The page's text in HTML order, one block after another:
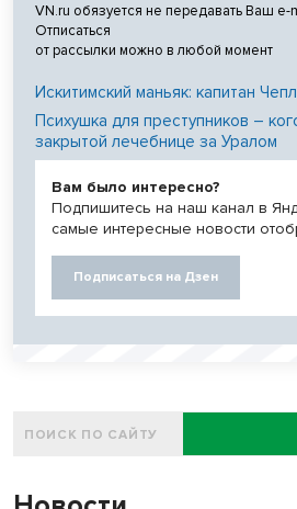
VN.ru обязуется не передавать Ваш e-
Отписаться
от рассылки можно в любой момент
Искитимский маньяк: капитан
Психушка для преступников –
закрытой лечебнице за Уралом
Вам было интересно?
Подпишитесь на наш канал в
самые интересные новости
Подписаться на Дзен